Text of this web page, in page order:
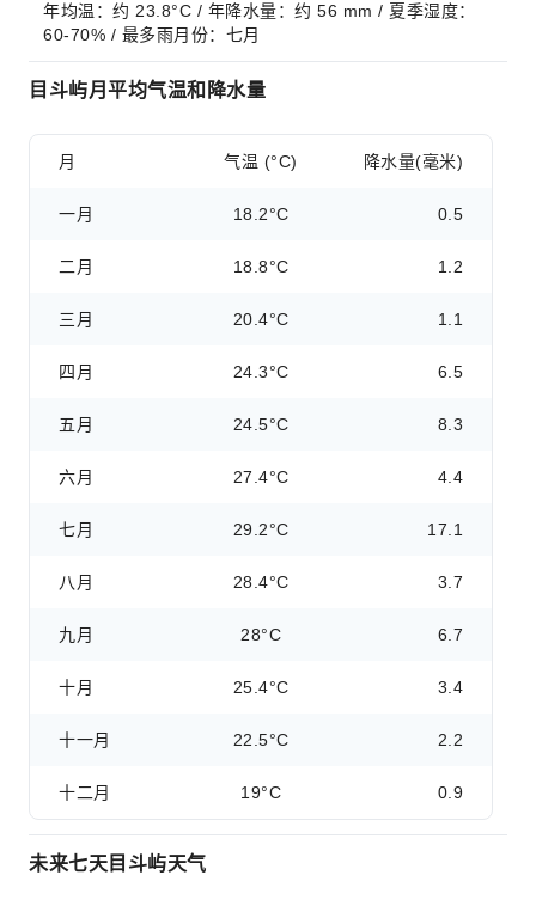
年均温：约 23.8°C / 年降水量：约 56 mm / 夏季湿度：
60-70% / 最多雨月份：七月
目斗屿月平均气温和降水量
月 气温 (°C) 降水量(毫米)
一月 18.2°C 0.5
二月 18.8°C 1.2
三月 20.4°C 1.1
四月 24.3°C 6.5
五月 24.5°C 8.3
六月 27.4°C 4.4
七月 29.2°C 17.1
八月 28.4°C 3.7
九月 28°C 6.7
十月 25.4°C 3.4
十一月 22.5°C 2.2
十二月 19°C 0.9
未来七天目斗屿天气